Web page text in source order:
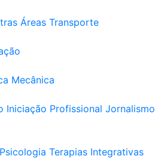
Áreas Transporte
Mecânica
Iniciação Profissional Jornalismo
Psicologia Terapias Integrativas